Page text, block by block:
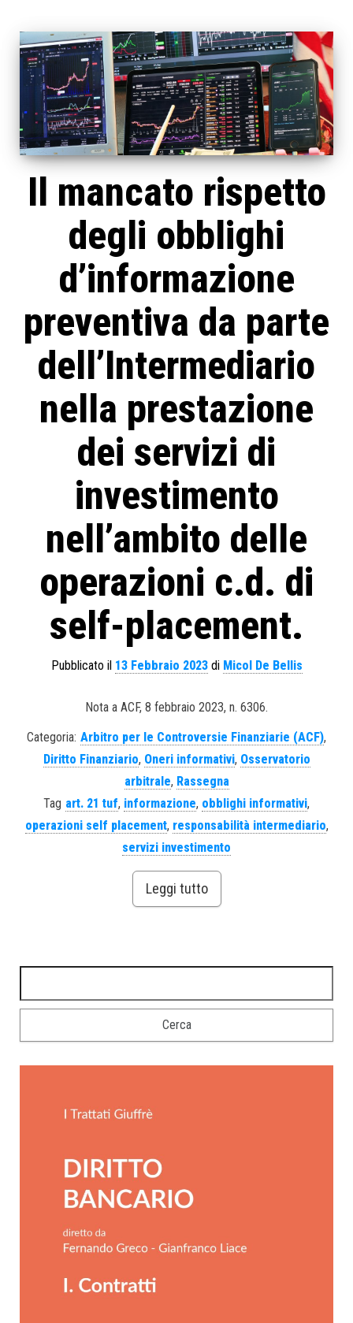
Il mancato rispetto
degli obblighi
d’informazione
preventiva da parte
dell’Intermediario
nella prestazione
dei servizi di
investimento
nell’ambito delle
operazioni c.d. di
self-placement.
Pubblicato il 13 Febbraio 2023di Micol De Bellis
Nota a ACF, 8 febbraio 2023, n. 6306.
Categoria: Arbitro per le Controversie Finanziarie (ACF),
Diritto Finanziario, Oneri informativi, Osservatorio
arbitrale, Rassegna
Tag art. 21 tuf, informazione, obblighi informativi,
operazioni self placement, responsabilità intermediario,
servizi investimento
Leggi tutto